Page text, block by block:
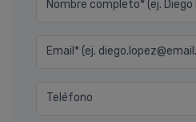
Nombre completo* (ej. Diego
Email* (ej.
Teléfono